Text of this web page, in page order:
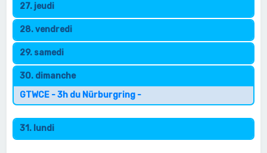
27. jeudi
28. vendredi
29. samedi
30. dimanche
GTWCE - 3h du Nürburgring -
31. lundi